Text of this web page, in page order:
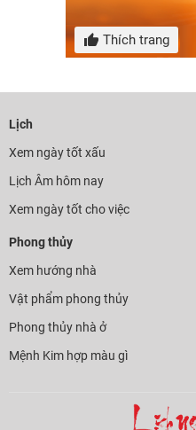
Thích trang
Lịch
Xem ngày tốt xấu
Lịch Âm hôm nay
Xem ngày tốt cho việc
Phong thủy
Xem hướng nhà
Vật phẩm phong thủy
Phong thủy nhà ở
Mệnh Kim hợp màu gì